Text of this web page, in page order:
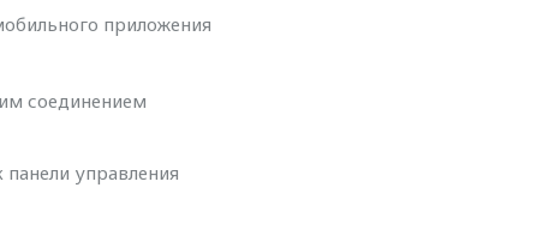
приложения
соединением
управления